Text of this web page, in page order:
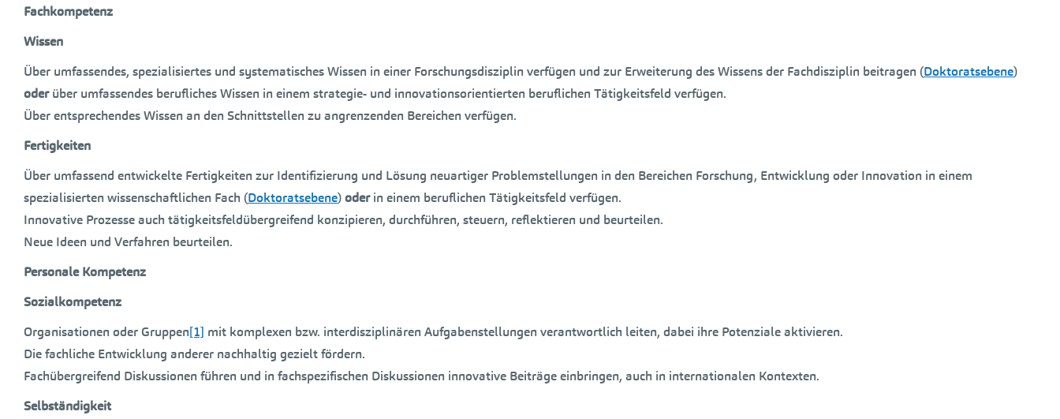
Fachkompetenz
Wissen
Über umfassendes, spezialisiertes und systematisches Wissen in einer Forschungsdisziplin verfügen und zur Erweiterung des Wissens der Fachdisziplin beitragen (Doktoratsebene)
oderüber umfassendes berufliches Wissen in einem strategie- und innovationsorientierten beruflichen Tätigkeitsfeld verfügen.
Über entsprechendes Wissen an den Schnittstellen zu angrenzenden Bereichen verfügen.
Fertigkeiten
Über umfassend entwickelte Fertigkeiten zur Identifizierung und Lösung neuartiger Problemstellungen in den Bereichen Forschung, Entwicklung oder Innovation in einem
spezialisierten wissenschaftlichen Fach (Doktoratsebene)oderin einem beruflichen Tätigkeitsfeld verfügen.
Innovative Prozesse auch tätigkeitsfeldübergreifend konzipieren, durchführen, steuern, reflektieren und beurteilen.
Neue Ideen und Verfahren beurteilen.
Personale Kompetenz
Sozialkompetenz
Organisationen oder Gruppen[1] mit komplexen bzw. interdisziplinären Aufgabenstellungen verantwortlich leiten, dabei ihre Potenziale aktivieren.
Die fachliche Entwicklung anderer nachhaltig gezielt fördern.
Fachübergreifend Diskussionen führen und in fachspezifischen Diskussionen innovative Beiträge einbringen, auch in internationalen Kontexten.
Selbständigkeit